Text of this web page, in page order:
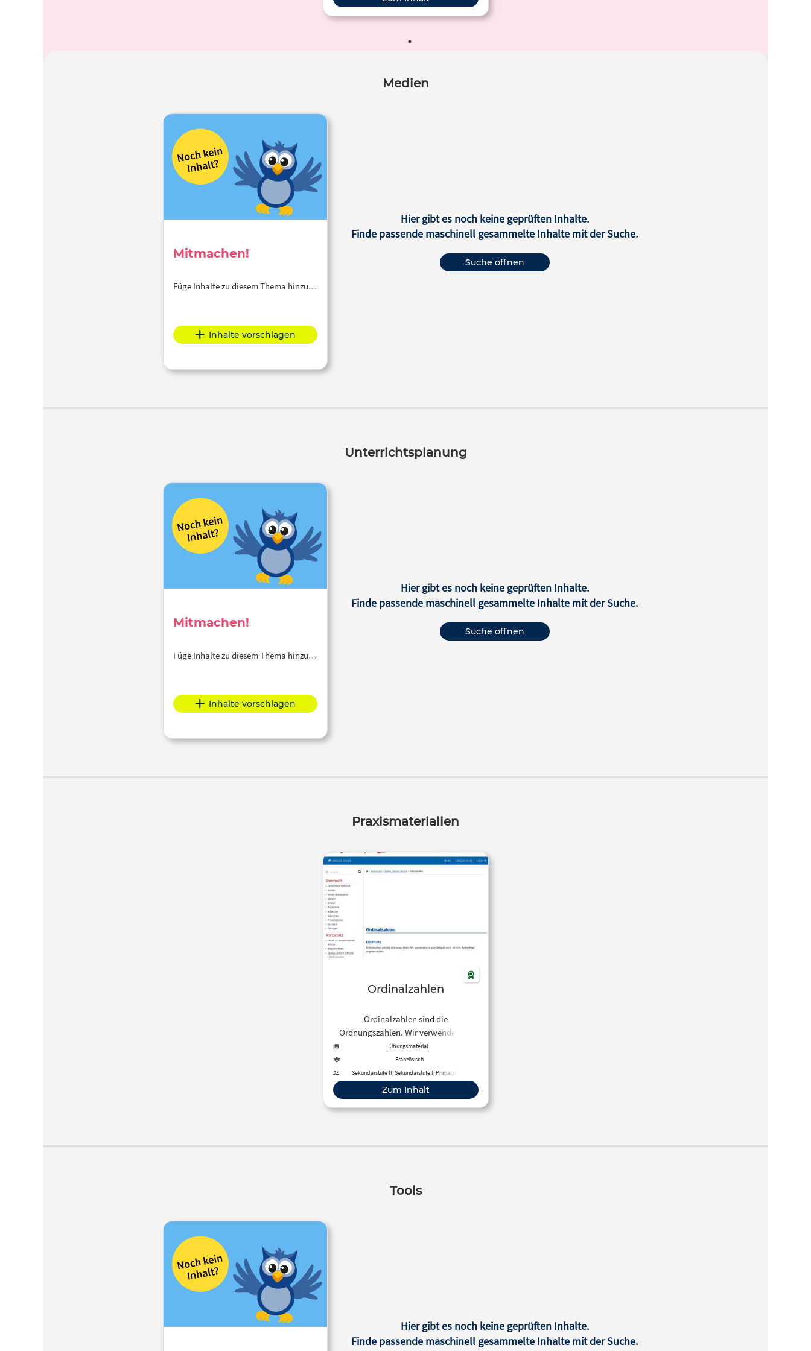
Medien
Mitmachen!
Füge Inhalte zu diesem Thema hinzu…
Inhalte vorschlagen
Hier gibt es noch keine geprüften Inhalte.
Finde passende maschinell gesammelte Inhalte mit der Suche.
Suche öffnen
Unterrichtsplanung
Mitmachen!
Füge Inhalte zu diesem Thema hinzu…
Inhalte vorschlagen
Hier gibt es noch keine geprüften Inhalte.
Finde passende maschinell gesammelte Inhalte mit der Suche.
Suche öffnen
Praxismaterialien
Ordinalzahlen
Ordinalzahlen sind die
Ordnungszahlen. Wir verwenden sie
vor allem, um eine Reihenfolge
anzugeben.
Übungsmaterial
Französisch
Sekundarstufe II, Sekundarstufe I, Primarstufe,
Berufliche Bildung, Erwachsenenbildung
Zum Inhalt
Tools
Hier gibt es noch keine geprüften Inhalte.
Finde passende maschinell gesammelte Inhalte mit der Suche.